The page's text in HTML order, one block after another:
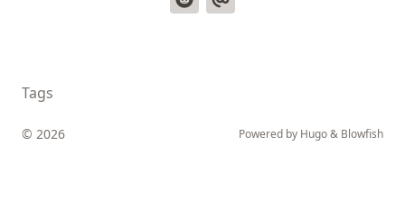
Tags
© 2026 Powered by Hugo& Blowfish